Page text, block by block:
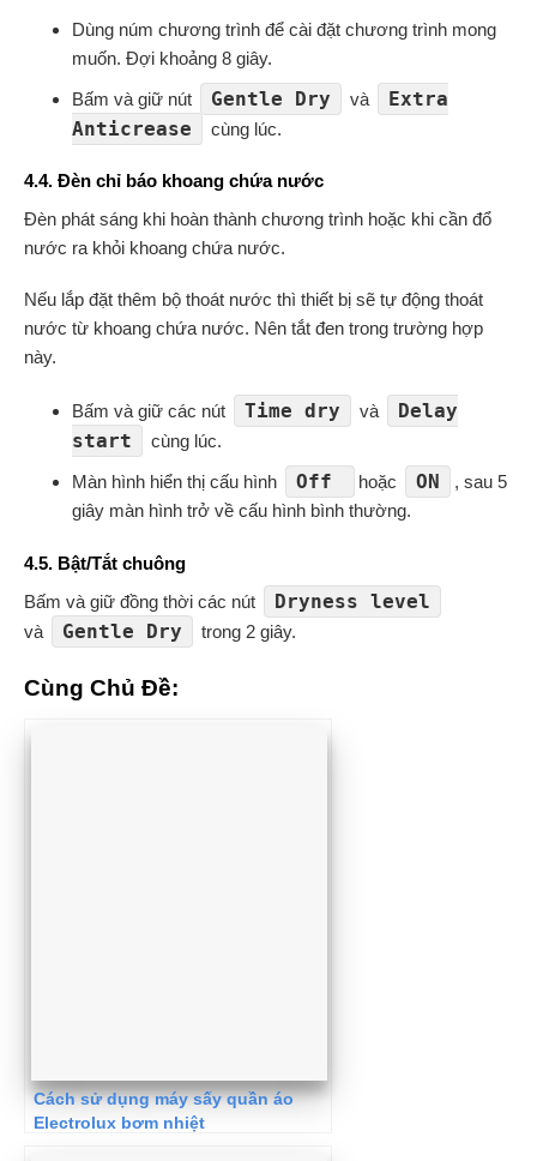
Dùng núm chương trình để cài đặt chương trình mong
muốn. Đợi khoảng 8 giây.
Bấm và giữ nút Gentle Dry và
Extra
Anticrease
cùng lúc.
4.4. Đèn chỉ báo khoang chứa nước
Đèn phát sáng khi hoàn thành chương trình hoặc khi cần đổ
nước ra khỏi khoang chứa nước.
Nếu lắp đặt thêm bộ thoát nước thì thiết bị sẽ tự động thoát
nước từ khoang chứa nước. Nên tắt đen trong trường hợp
này.
Bấm và giữ các nút Time dry và
Delay
start
cùng lúc.
Màn hình hiển thị cấu hình Off hoặc ON
, sau 5
giây màn hình trở về cấu hình bình thường.
4.5. Bật/Tắt chuông
Bấm và giữ đồng thời các nút
Dryness level
và Gentle Dry trong 2 giây.
Cùng Chủ Đề:
Cách sử dụng máy sấy quần áo
Electrolux bơm nhiệt